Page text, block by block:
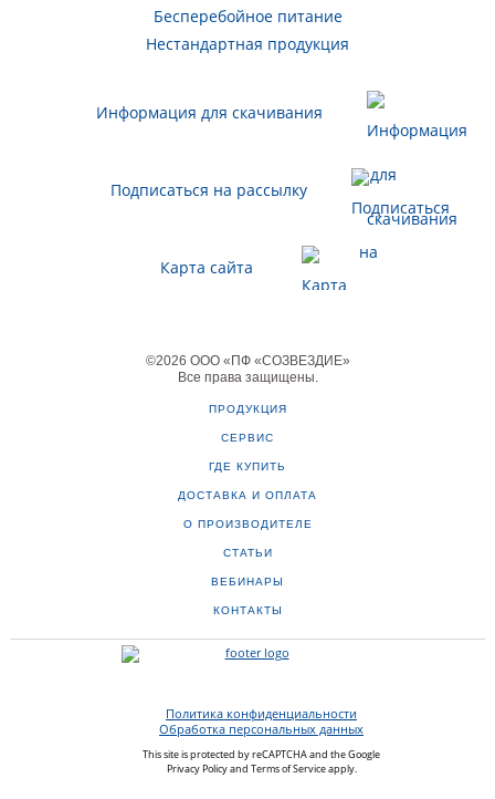
Бесперебойное питание
Нестандартная продукция
Информация для скачивания
Подписаться на рассылку
Карта сайта
©2026 ООО «ПФ «СОЗВЕЗДИЕ»
Все права защищены.
ПРОДУКЦИЯ
СЕРВИС
ГДЕ КУПИТЬ
ДОСТАВКА И ОПЛАТА
О ПРОИЗВОДИТЕЛЕ
СТАТЬИ
ВЕБИНАРЫ
КОНТАКТЫ
Политика конфиденциальности
Обработка персональных данных
This site is protected by reCAPTCHA and the Google
Privacy Policyand Terms of Serviceapply.